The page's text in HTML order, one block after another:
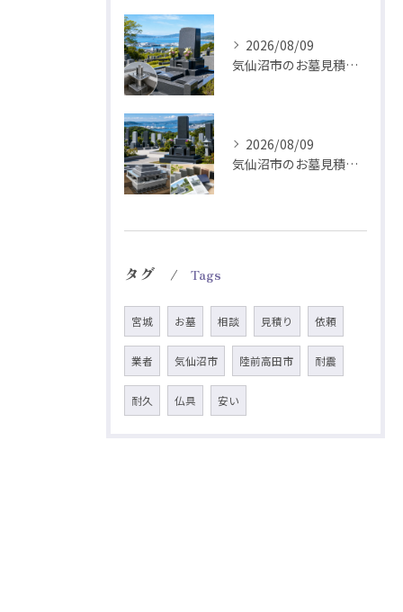
2026/08/09
気仙沼市のお墓見積、耐震工法と彫刻まで選ぶ
2026/08/09
気仙沼市のお墓見積は基礎・固定・免震で安心を選ぶ
タグ Tags
宮城 お墓 相談 見積り 依頼
業者 気仙沼市 陸前高田市 耐震
耐久 仏具 安い